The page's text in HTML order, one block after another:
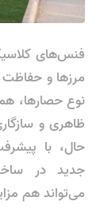
فنس‌های
مرزها و حفاظت
نوع حصارها،
ظاهری و
حال، با
جدید در
می‌تواند هم